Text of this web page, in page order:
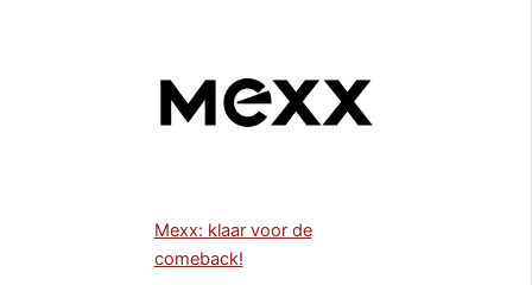
Mexx: klaar voor de
comeback!